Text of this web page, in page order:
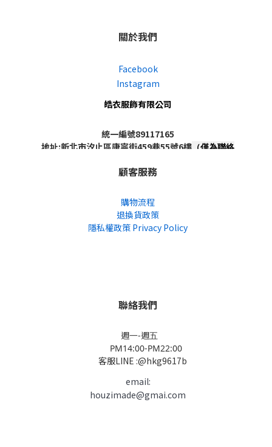
關於我們
Facebook
Instagram
皓衣服飾有限公司
統一編號89117165
地址:新北市汐止區康寧街459巷55號6樓 （僅為聯絡
顧客服務
購物流程
退換貨政策
隱私權政策 Privacy Policy
聯絡我們
週一-週五
PM14:00-PM22:00
客服LINE :@hkg9617b
email:
houzimade@gmai.com